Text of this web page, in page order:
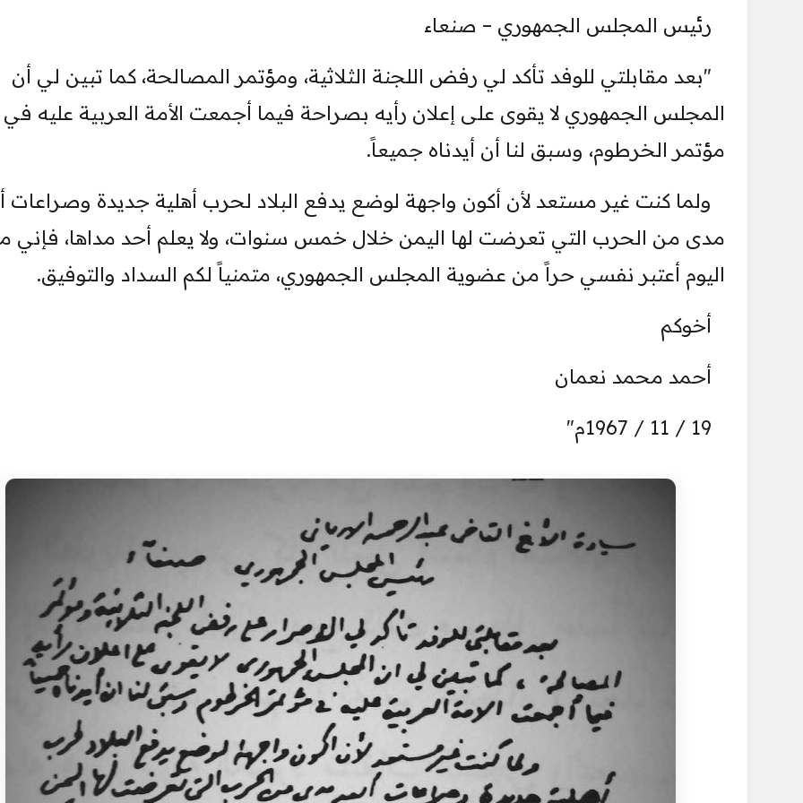
رئيس المجلس الجمهوري – صنعاء
"بعد مقابلتي للوفد تأكد لي رفض اللجنة الثلاثية، ومؤتمر المصالحة، كما تبين لي أن
المجلس الجمهوري لا يقوى على إعلان رأيه بصراحة فيما أجمعت الأمة العربية عليه في
مؤتمر الخرطوم، وسبق لنا أن أيدناه جميعاً.
ولما كنت غير مستعد لأن أكون واجهة لوضع يدفع البلاد لحرب أهلية جديدة وصراعات
مدى من الحرب التي تعرضت لها اليمن خلال خمس سنوات، ولا يعلم أحد مداها، فإني
اليوم أعتبر نفسي حراً من عضوية المجلس الجمهوري، متمنياً لكم السداد والتوفيق.
أخوكم
أحمد محمد نعمان
19 / 11 / 1967م"